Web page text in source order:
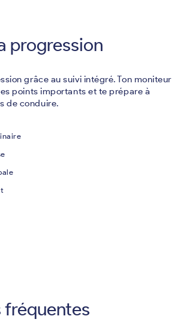
progression
grâce au suivi intégré. Ton moniteur
points importants et te prépare à
de conduire.